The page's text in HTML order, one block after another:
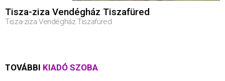
Tisza-ziza Vendégház Tiszafüred
Tisza-ziza Vendégház Tiszafüred
TOVÁBBI KIADÓ SZOBA